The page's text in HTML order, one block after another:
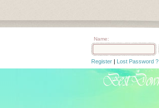
Name:
Register | Lost Password ?